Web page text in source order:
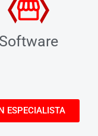
Software
ESPECIALISTA